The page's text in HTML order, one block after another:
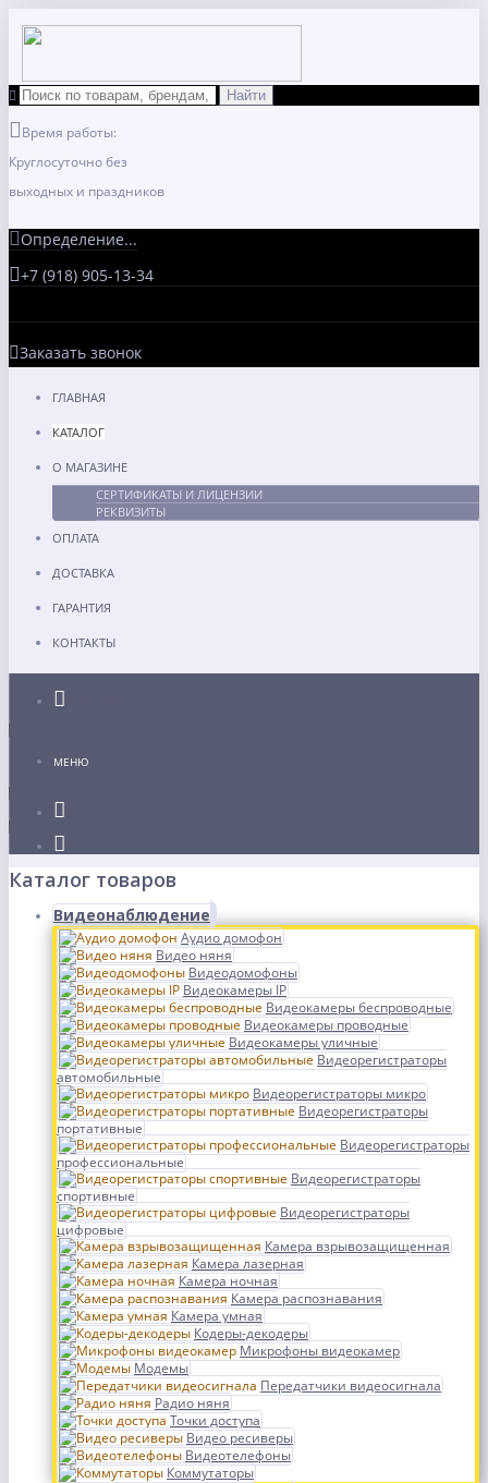
Время работы:
Круглосуточно без
выходных и праздников
Определение...
+7 (918) 905-13-34
Заказать звонок
ГЛАВНАЯ
КАТАЛОГ
О МАГАЗИНЕ
СЕРТИФИКАТЫ И ЛИЦЕНЗИИ
РЕКВИЗИТЫ
ОПЛАТА
ДОСТАВКА
ГАРАНТИЯ
КОНТАКТЫ
МЕНЮ
Каталог товаров
Видеонаблюдение
Аудио домофон
Видео няня
Видеодомофоны
Видеокамеры IP
Видеокамеры беспроводные
Видеокамеры проводные
Видеокамеры уличные
Видеорегистраторы
автомобильные
Видеорегистраторы микро
Видеорегистраторы
портативные
Видеорегистраторы
профессиональные
Видеорегистраторы
спортивные
Видеорегистраторы
цифровые
Камера взрывозащищенная
Камера лазерная
Камера ночная
Камера распознавания
Камера умная
Кодеры-декодеры
Микрофоны видеокамер
Модемы
Передатчики видеосигнала
Радио няня
Точки доступа
Видео ресиверы
Видеотелефоны
Коммутаторы